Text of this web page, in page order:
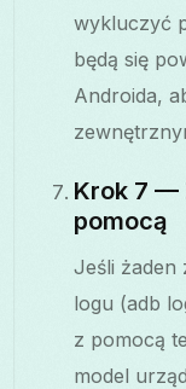
wykluczyć
będą się
Androida,
Krok 7 —
pomocą
Jeśli żaden
logu (adb
z pomocą
model